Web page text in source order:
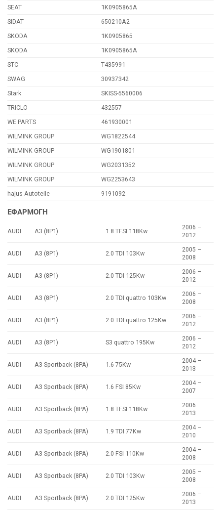
SEAT
1K0905865A
SIDAT
650210A2
SKODA
1K0905865
SKODA
1K0905865A
STC
T435991
SWAG
30937342
Stark
SKISS-5560006
TRICLO
432557
WE PARTS
461930001
WILMINK GROUP
WG1822544
WILMINK GROUP
WG1901801
WILMINK GROUP
WG2031352
WILMINK GROUP
WG2253643
hajus Autoteile
9191092
ΕΦΑΡΜΟΓΗ
AUDI A3 (8P1) 1.8 TFSI 118Kw
2006 –
2012
AUDI A3 (8P1) 2.0 TDI 103Kw
2005 –
2008
AUDI A3 (8P1) 2.0 TDI 125Kw
2006 –
2012
AUDI A3 (8P1) 2.0 TDI quattro 103Kw
2006 –
2008
AUDI A3 (8P1) 2.0 TDI quattro 125Kw
2006 –
2012
AUDI A3 (8P1) S3 quattro 195Kw
2006 –
2012
AUDI A3 Sportback (8PA) 1.6 75Kw
2004 –
2013
AUDI A3 Sportback (8PA) 1.6 FSI 85Kw
2004 –
2007
AUDI A3 Sportback (8PA) 1.8 TFSI 118Kw
2006 –
2013
AUDI A3 Sportback (8PA) 1.9 TDI 77Kw
2004 –
2010
AUDI A3 Sportback (8PA) 2.0 FSI 110Kw
2004 –
2008
AUDI A3 Sportback (8PA) 2.0 TDI 103Kw
2005 –
2008
AUDI A3 Sportback (8PA) 2.0 TDI 125Kw
2006 –
2013